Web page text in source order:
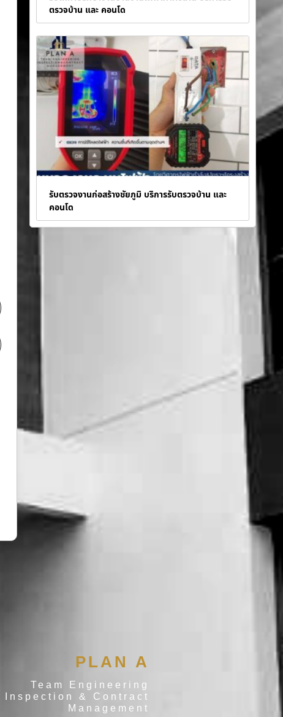
ตรวจบ้าน และ คอนโด
รับตรวจงานก่อสร้างชัยภูมิ บริการรับตรวจบ้าน และ
คอนโด
PLAN A
Team Engineering
Inspection & Contract
Management